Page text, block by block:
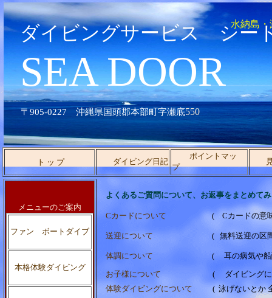
水納島
ダイビングサービス シー
SEA DOOR
0227 沖縄県国頭郡本部町字瀬底550
メニューのご案内
ファン ボートダイブ
本格体験ダイビング
ト ッ プ ダイビング日記
ポイントマッ
プ
見
よくあるご質問について、お返事をまとめて
Cカードについて ( Cカードの意
送迎について ( 無料送迎の区
体調について
( 耳の病気や船
お子様について
( ダイビングに
体験ダイビングについて
( 泳げないとか